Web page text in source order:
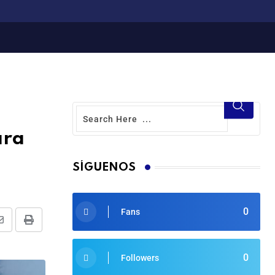
SÍGUENOS
0
Fans
0
Followers